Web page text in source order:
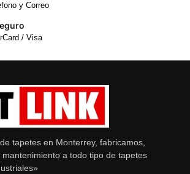
y Correo
/ Visa
tapetes en Monterrey, fabricamos,
a todo tipo de tapetes